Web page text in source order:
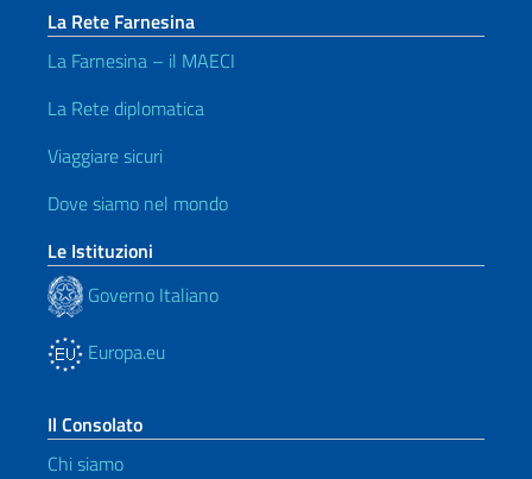
La Rete Farnesina
La Farnesina – il MAECI
La Rete diplomatica
Viaggiare sicuri
Dove siamo nel mondo
Le Istituzioni
Governo Italiano
Europa.eu
Il Consolato
Chi siamo